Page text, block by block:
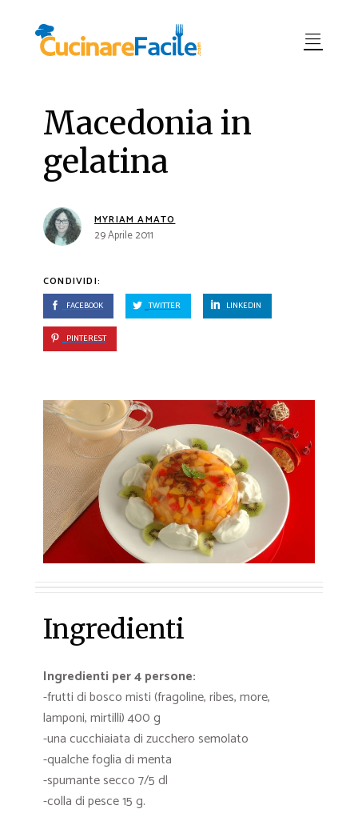
Macedonia in
gelatina
MYRIAM AMATO
29 Aprile 2011
CONDIVIDI:
FACEBOOK TWITTER LINKEDIN
PINTEREST
Ingredienti
Ingredienti per 4 persone:
-frutti di bosco misti (fragoline, ribes, more,
lamponi, mirtilli) 400 g
-una cucchiaiata di zucchero semolato
-qualche foglia di menta
-spumante secco 7/5 dl
-colla di pesce 15 g.